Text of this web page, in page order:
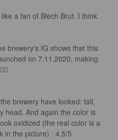
a fan of Blech Brut. I think
brewery's IG shows that this
on 7.11.2020, making
brewery have looked: tall,
head. And again the color is
oxidized (the real color is a
in the picture) : 4,5/5